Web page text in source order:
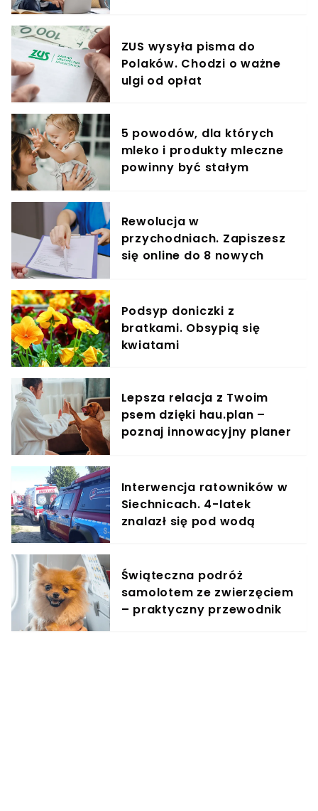
ZUS wysyła pisma do
Polaków. Chodzi o ważne
ulgi od opłat
5 powodów, dla których
mleko i produkty mleczne
powinny być stałym
Rewolucja w
przychodniach. Zapiszesz
się online do 8 nowych
Podsyp doniczki z
bratkami. Obsypią się
kwiatami
Lepsza relacja z Twoim
psem dzięki hau.plan –
poznaj innowacyjny planer
Interwencja ratowników w
Siechnicach. 4-latek
znalazł się pod wodą
Świąteczna podróż
samolotem ze zwierzęciem
– praktyczny przewodnik